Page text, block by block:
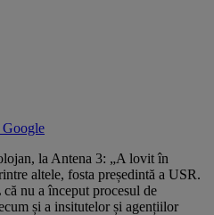
Google
la Antena 3: „A lovit în
altele, fosta președintă a USR.
nu a început procesul de
și a insitutelor și agențiilor